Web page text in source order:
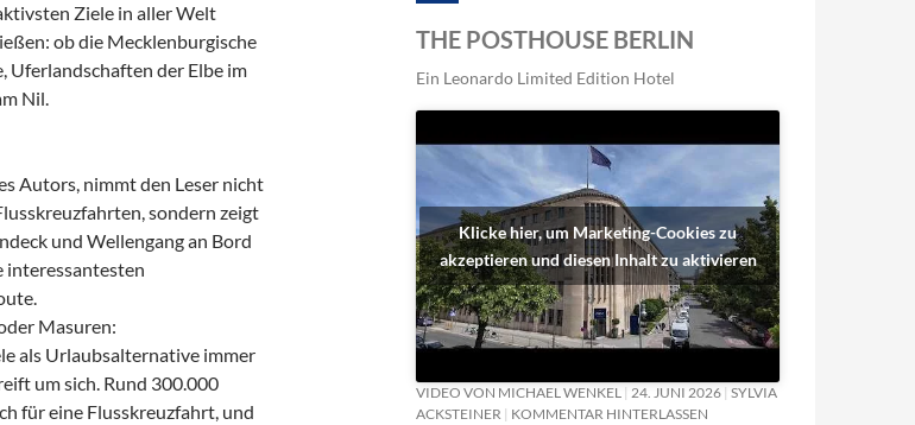
Ziele in aller Welt
ob die Mecklenburgische
Uferlandschaften der Elbe im
Nil.
Autors, nimmt den Leser nicht
sondern zeigt
und Wellengang an Bord
interessantesten
Masuren:
als Urlaubsalternative immer
um sich. Rund 300.000
für eine Flusskreuzfahrt, und
THE POSTHOUSE BERLIN
Ein Leonardo Limited Edition Hotel
Klicke hier, um Marketing-Cookies zu
akzeptieren und diesen Inhalt zu aktivieren
VIDEO VON MICHAEL WENKEL 24. JUNI 2026 SYLVIA
ACKSTEINER
KOMMENTAR HINTERLASSEN